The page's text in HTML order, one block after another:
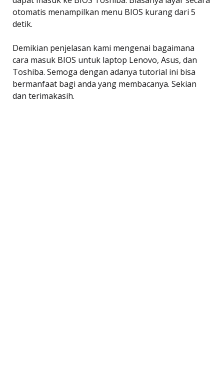
otomatis menampilkan menu BIOS kurang dari 5
detik.
Demikian penjelasan kami mengenai bagaimana
cara masuk BIOS untuk laptop Lenovo, Asus, dan
Toshiba. Semoga dengan adanya tutorial ini bisa
bermanfaat bagi anda yang membacanya. Sekian
dan terimakasih.